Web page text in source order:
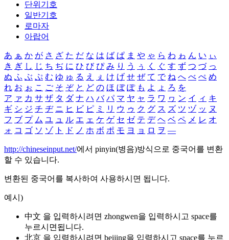
단위기호
일반기호
로마자
아랍어
あ ぁ か が さ ざ た だ な は ば ぱ ま や ゃ ら わ ゎ ん い ぃ
き ぎ し じ ち ぢ に ひ び ぴ み り う ぅ く ぐ す ず つ づ っ
ぬ ふ ぶ ぷ む ゆ ゅ る え ぇ け げ せ ぜ て で ね へ べ ぺ め
れ お ぉ こ ご そ ぞ と ど の ほ ぼ ぽ も よ ょ ろ を
ア ァ カ サ ザ タ ダ ナ ハ バ パ マ ヤ ャ ラ ワ ヮ ン イ ィ キ
ギ シ ジ チ ヂ ニ ヒ ビ ピ ミ リ ウ ゥ ク グ ス ズ ツ ヅ ッ ヌ
フ ブ プ ム ユ ュ ル エ ェ ケ ゲ セ ゼ テ デ ヘ ベ ペ メ レ オ
ォ コ ゴ ソ ゾ ト ド ノ ホ ボ ポ モ ヨ ョ ロ ヲ ―
http://chineseinput.net/에서 pinyin(병음)방식으로 중국어를 변환
할 수 있습니다.
변환된 중국어를 복사하여 사용하시면 됩니다.
예시)
中文 을 입력하시려면 zhongwen을 입력하시고 space를
누르시면됩니다.
北京 을 입력하시려면 beijing을 입력하시고 space를 누르